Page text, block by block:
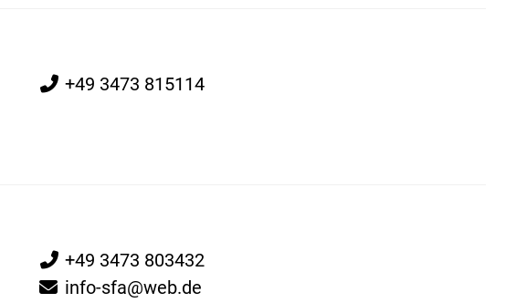
+49 3473 815114
+49 3473 803432
info-sfa@web.de